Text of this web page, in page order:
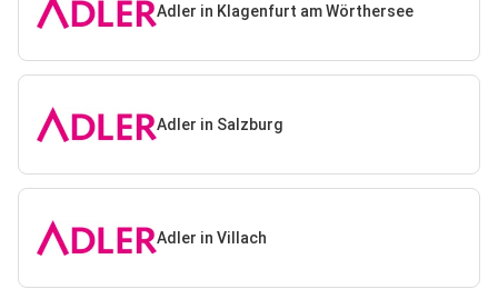
Adler in Klagenfurt am Wörthersee
Adler in Salzburg
Adler in Villach